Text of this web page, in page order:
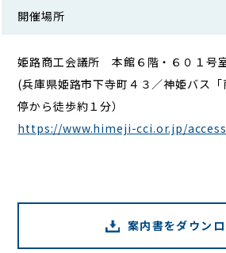
開催場所
姫路商工会議所 本館６階・６０１号
(兵庫県姫路市下寺町４３／神姫バス「
停から徒歩約１分）
https://www.himeji-cci.or.jp/
案内書をダウン